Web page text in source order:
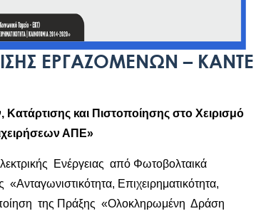
ΕΡΓΑΖΟΜΕΝΩΝ – ΚΑΝΤΕ
και Πιστοποίησης στο Χειρισμό
ΑΠΕ»
Ενέργειας από Φωτοβολταικά
Επιχειρηματικότητα,
της Πράξης «Ολοκληρωμένη Δράση